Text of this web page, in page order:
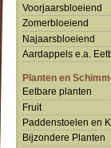
Voorjaarsbloeiend
Zomerbloeiend
Najaarsbloeiend
Aardappels e.a.
Planten en
Eetbare planten
Fruit
Paddenstoelen en
Bijzondere Planten